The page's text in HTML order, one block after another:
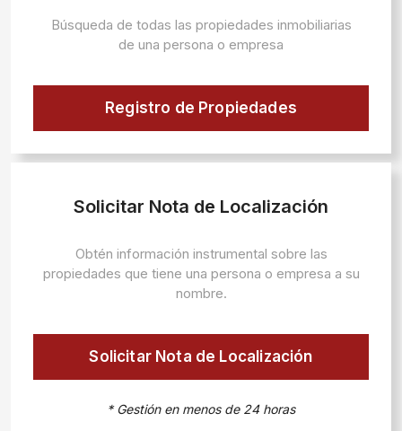
Búsqueda de todas las propiedades inmobiliarias
de una persona o empresa
Registro de Propiedades
Solicitar Nota de Localización
Obtén información instrumental sobre las
propiedades que tiene una persona o empresa a su
nombre.
Solicitar Nota de Localización
* Gestión en menos de 24 horas